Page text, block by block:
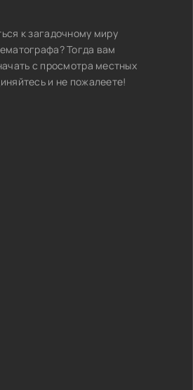
к загадочному миру
Тогда вам
с просмотра местных
и не пожалеете!